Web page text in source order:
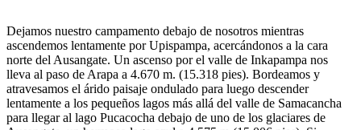
Dejamos nuestro campamento debajo de nosotros mientras
ascendemos lentamente por Upispampa, acercándonos a la cara
norte del Ausangate. Un ascenso por el valle de Inkapampa nos
lleva al paso de Arapa a 4.670 m. (15.318 pies). Bordeamos y
atravesamos el árido paisaje ondulado para luego descender
lentamente a los pequeños lagos más allá del valle de Samacancha
para llegar al lago Pucacocha debajo de uno de los glaciares de